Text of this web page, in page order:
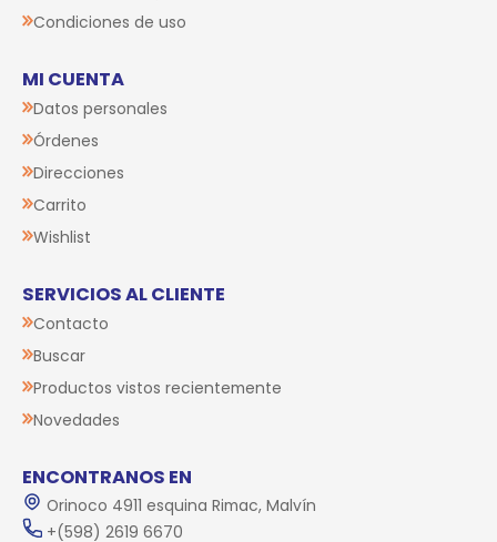
Condiciones de uso
MI CUENTA
Datos personales
Órdenes
Direcciones
Carrito
Wishlist
SERVICIOS AL CLIENTE
Contacto
Buscar
Productos vistos recientemente
Novedades
ENCONTRANOS EN
Orinoco 4911 esquina Rimac, Malvín
+(598) 2619 6670